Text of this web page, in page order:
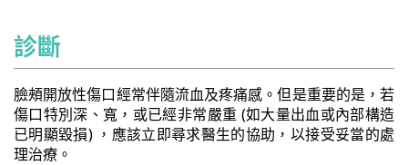
診斷
臉頰開放性傷口經常伴隨流血及疼痛感。但是重要的是，若
傷口特別深、寬，或已經非常嚴重 (如大量出血或內部構造
已明顯毀損) ，應該立即尋求醫生的協助，以接受妥當的處
理治療。